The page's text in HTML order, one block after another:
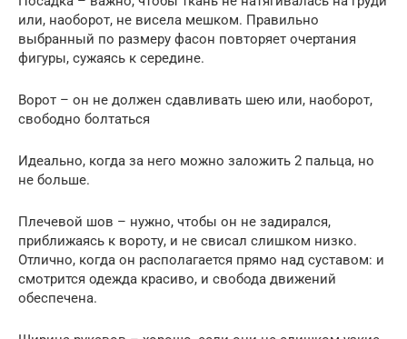
или, наоборот, не висела мешком. Правильно
выбранный по размеру фасон повторяет очертания
фигуры, сужаясь к середине.
Ворот – он не должен сдавливать шею или, наоборот,
свободно болтаться
Идеально, когда за него можно заложить 2 пальца, но
не больше.
Плечевой шов – нужно, чтобы он не задирался,
приближаясь к вороту, и не свисал слишком низко.
Отлично, когда он располагается прямо над суставом: и
смотрится одежда красиво, и свобода движений
обеспечена.